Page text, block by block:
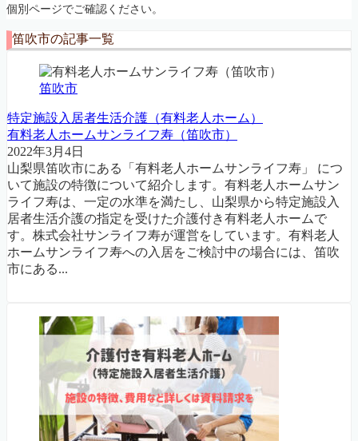
個別ページでご確認ください。
笛吹市の記事一覧
笛吹市
特定施設入居者生活介護（有料老人ホーム）
有料老人ホームサンライフ寿（笛吹市）
2022年3月4日
山梨県笛吹市にある「有料老人ホームサンライフ寿」 につ
いて施設の特徴について紹介します。有料老人ホームサン
ライフ寿は、一定の水準を満たし、山梨県から特定施設入
居者生活介護の指定を受けた介護付き有料老人ホームで
す。株式会社サンライフ寿が運営をしています。有料老人
ホームサンライフ寿への入居をご検討中の場合には、笛吹
市にある...